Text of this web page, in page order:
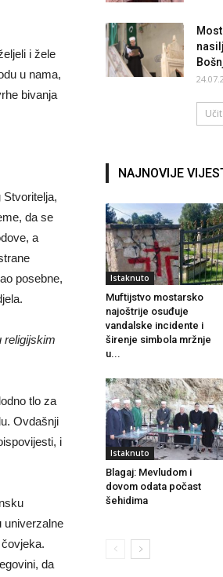
i žele
u nama,
bivanja
da se
a
posebne,
religijskim
tlo za
Ovdašnji
i
univerzalne
da
NAJNOVIJE
Istaknuto
Muftijstvo mostarsko
najoštrije osuđuje
vandalske incidente i
širenje simbola mržnje
u...
Istaknuto
Blagaj: Mevludom i
dovom odata počast
šehidima